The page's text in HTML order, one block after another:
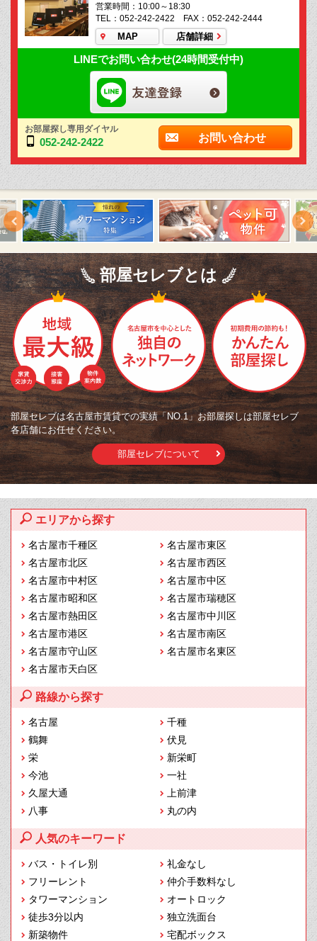
営業時間：10:00～18:30
TEL：052-242-2422 FAX：052-242-2444
MAP 店舗詳細
LINEでお問い合わせ(24時間受付中)
お部屋探し専用ダイヤル
052-242-2422 お問い合わせ
部屋セレブとは
部屋セレブは名古屋市賃貸での実績「NO.1」お部屋探しは部屋セレブ
各店舗にお任せください。
部屋セレブについて
エリアから探す
名古屋市千種区
名古屋市東区
名古屋市北区
名古屋市西区
名古屋市中村区
名古屋市中区
名古屋市昭和区
名古屋市瑞穂区
名古屋市熱田区
名古屋市中川区
名古屋市港区
名古屋市南区
名古屋市守山区
名古屋市名東区
名古屋市天白区
路線から探す
名古屋
千種
鶴舞
伏見
栄
新栄町
今池
一社
久屋大通
上前津
八事
丸の内
人気のキーワード
バス・トイレ別
礼金なし
フリーレント
仲介手数料なし
タワーマンション
オートロック
徒歩3分以内
独立洗面台
新築物件
宅配ボックス